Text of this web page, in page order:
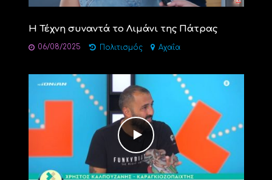
Η Τέχνη συναντά το Λιμάνι της Πάτρας
06/08/2025 Πολιτισμός Αχαΐα